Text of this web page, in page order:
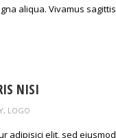
aliqua. Vivamus sagittis
NISI
, LOGO
adipisici elit, sed eiusmod